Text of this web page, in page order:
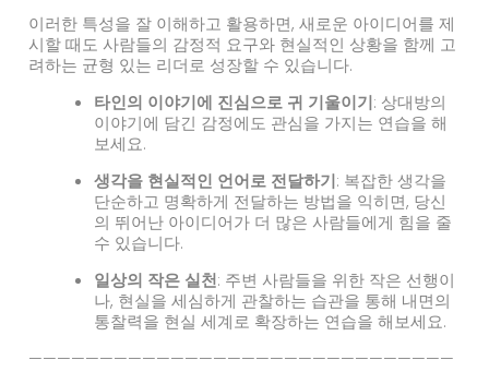
이러한 특성을 잘 이해하고 활용하면, 새로운 아이디어를 제
시할 때도 사람들의 감정적 요구와 현실적인 상황을 함께 고
려하는 균형 있는 리더로 성장할 수 있습니다.
타인의 이야기에 진심으로 귀 기울이기: 상대방의
이야기에 담긴 감정에도 관심을 가지는 연습을 해
보세요.
생각을 현실적인 언어로 전달하기: 복잡한 생각을
단순하고 명확하게 전달하는 방법을 익히면, 당신
의 뛰어난 아이디어가 더 많은 사람들에게 힘을 줄
수 있습니다.
일상의 작은 실천: 주변 사람들을 위한 작은 선행이
나, 현실을 세심하게 관찰하는 습관을 통해 내면의
통찰력을 현실 세계로 확장하는 연습을 해보세요.
——————————————————————————————